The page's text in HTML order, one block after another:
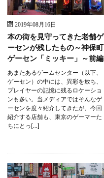
2019年08月16日
本の街を見守ってきた老舗ゲ
ーセンが残したもの～神保町
ゲーセン「ミッキー」～前編
あまたあるゲームセンター（以下、
ゲーセン）の中には、異彩を放ち、
プレイヤーの記憶に残るロケーショ
ンも多い。当メディアではそんなゲ
ーセンを度々紹介してきたが、今回
紹介する店舗も、東京のゲーマーた
ちにとっ[…]